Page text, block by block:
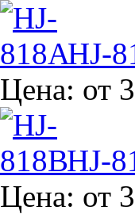
HJ-
Цена: от
HJ-
Цена: от